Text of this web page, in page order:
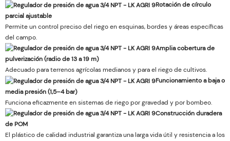
Rotación de círculo
parcial ajustable
Permite un control preciso del riego en esquinas, bordes y áreas específicas
del campo.
Amplia cobertura de
pulverización (radio de 13 a 19 m)
Adecuado para terrenos agrícolas medianos y para el riego de cultivos.
Funcionamiento a baja o
media presión (1,5–4 bar)
Funciona eficazmente en sistemas de riego por gravedad y por bombeo.
Construcción duradera
de POM
El plástico de calidad industrial garantiza una larga vida útil y resistencia a los